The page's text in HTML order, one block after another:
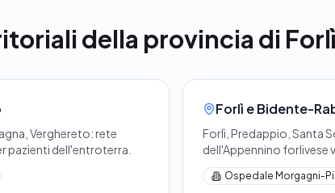
della provincia di
Verghereto: rete
pazienti dell'entroterra.
Forlì e Bidente-
Forlì, Predappio, Santa
dell'Appennino forlivese
Ospedale Morgagni-